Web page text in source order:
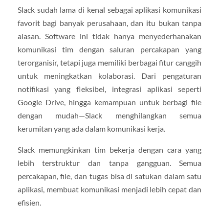
Slack sudah lama di kenal sebagai aplikasi komunikasi
favorit bagi banyak perusahaan, dan itu bukan tanpa
alasan. Software ini tidak hanya menyederhanakan
komunikasi tim dengan saluran percakapan yang
terorganisir, tetapi juga memiliki berbagai fitur canggih
untuk meningkatkan kolaborasi. Dari pengaturan
notifikasi yang fleksibel, integrasi aplikasi seperti
Google Drive, hingga kemampuan untuk berbagi file
dengan mudah—Slack menghilangkan semua
kerumitan yang ada dalam komunikasi kerja.
Slack memungkinkan tim bekerja dengan cara yang
lebih terstruktur dan tanpa gangguan. Semua
percakapan, file, dan tugas bisa di satukan dalam satu
aplikasi, membuat komunikasi menjadi lebih cepat dan
efisien.